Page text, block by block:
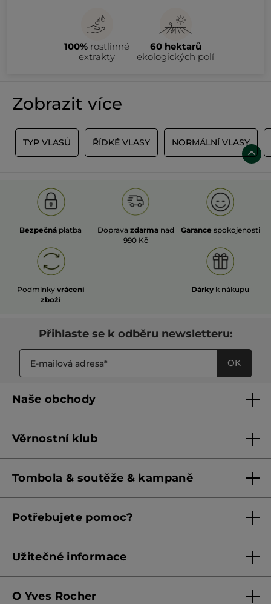
100% rostlinné
extrakty
60 hektarů
ekologických polí
Zobrazit více
TYP VLASŮ ŘÍDKÉ VLASY NORMÁLNÍ VLASY
Bezpečná platba Doprava zdarma nad
990 Kč
Garance spokojenosti
Podmínky vrácení
zboží
Dárky k nákupu
Přihlaste se k odběru newsletteru:
OK
Naše obchody
Franšízing
Věrnostní klub
Pravidla věrnostního klubu od 1. 6. 2026
Tombola & soutěže & kampaně
Podmínky aktuálních nabídek
Potřebujete pomoc?
Užitečné informace
O Yves Rocher